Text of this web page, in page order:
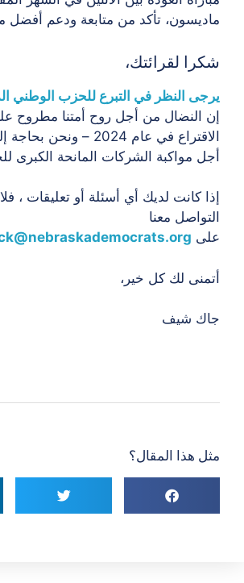
ماديسون، تأكد من متابعة ودعم أفضل
شكرا لقرائتك،
يرجى النظر في التبرع للحزب الوطني
إن النضال من أجل روح أمتنا مطروح
الاقتراع في عام 2024 –
أجل مواكبة الشركات المانحة الكبرى
إذا كانت لديك أي أسئلة أو تعليقات ،
التواصل معنا
على
أتمنى لك كل خير،
جاك شيف
مثل هذا المقال؟